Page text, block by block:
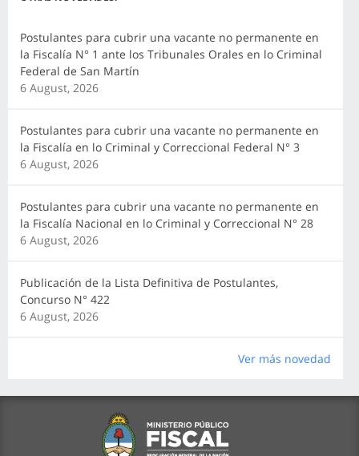
Postulantes para cubrir una vacante no permanente en
la Fiscalía N° 1 ante los Tribunales Orales en lo Criminal
Federal de San Martín
6 August, 2026
Postulantes para cubrir una vacante no permanente en
la Fiscalía en lo Criminal y Correccional Federal N° 3
6 August, 2026
Postulantes para cubrir una vacante no permanente en
la Fiscalía Nacional en lo Criminal y Correccional N° 28
6 August, 2026
Publicación de la Lista Definitiva de Postulantes,
Concurso N° 422
6 August, 2026
Ver más novedad